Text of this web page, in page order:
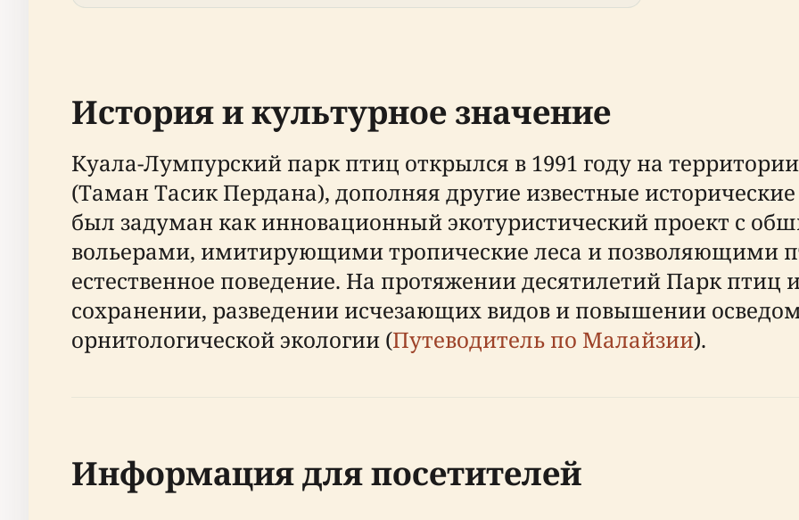
История и культурное значение
Куала-Лумпурский парк птиц открылся в 1991 году на
(Таман Тасик Пердана), дополняя другие известные
был задуман как инновационный экотуристический проект с
вольерами, имитирующими тропические леса и позволяющими
естественное поведение. На протяжении десятилетий Парк птиц
сохранении, разведении исчезающих видов и повышении
орнитологической экологии (Путеводитель по Малайзии).
Информация для посетителей